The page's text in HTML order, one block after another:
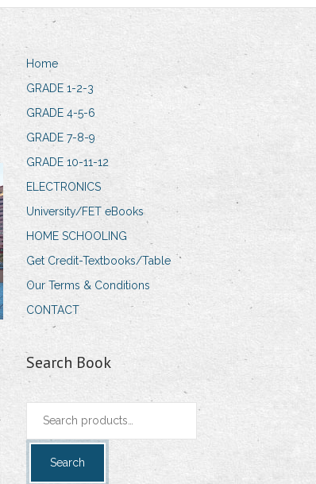
Home
GRADE 1-2-3
GRADE 4-5-6
GRADE 7-8-9
GRADE 10-11-12
ELECTRONICS
University/FET eBooks
HOME SCHOOLING
Get Credit-Textbooks/Table
Our Terms & Conditions
CONTACT
Search Book
Search